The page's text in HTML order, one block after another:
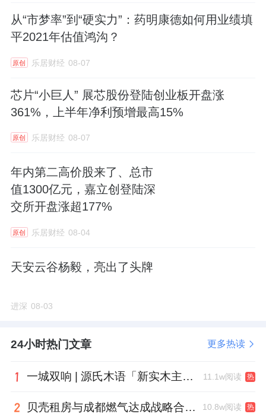
从“市梦率”到“硬实力”：药明康德如何用业绩填
平2021年估值鸿沟？
原创 乐居财经 08-07
芯片“小巨人” 展芯股份登陆创业板开盘涨
361%，上半年净利预增最高15%
原创 乐居财经 08-07
年内第二高价股来了、总市
值1300亿元，嘉立创登陆深
交所开盘涨超177%
原创 乐居财经 08-04
天安云谷杨毅，亮出了头牌
进深 08-03
24小时热门文章 更多热读
一城双响 | 源氏木语「新实木主义——黑标生活提案」发布会落地天津，黑标旗舰店盛大启幕 11.1w阅读 热
贝壳租房与成都燃气达成战略合作 打通安全巡检“最后一米” 10.8w阅读 热